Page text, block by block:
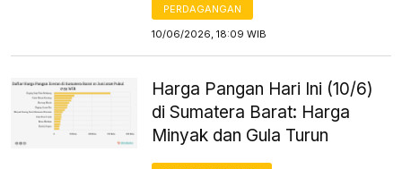
PERDAGANGAN
10/06/2026, 18:09 WIB
Harga Pangan Hari Ini (10/6)
di Sumatera Barat: Harga
Minyak dan Gula Turun